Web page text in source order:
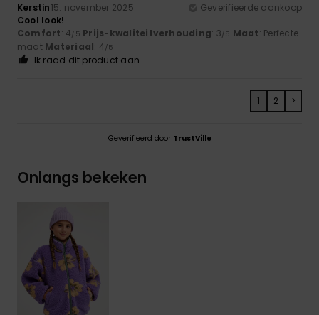
Kerstin15. november 2025
Geverifieerde aankoop
Cool look!
Comfort: 4/5 Prijs-kwaliteitverhouding: 3/5 Maat: Perfecte
maat Materiaal: 4/5
Ik raad dit product aan
1 2 >
Geverifieerd door TrustVille
Onlangs bekeken